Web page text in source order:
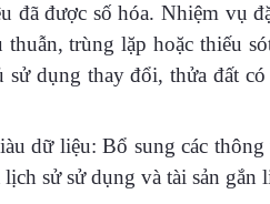
đã được số hóa. Nhiệm vụ
thuẫn, trùng lặp hoặc thiếu
sử dụng thay đổi, thửa đất
dữ liệu: Bổ sung các
sử sử dụng và tài sản gắn